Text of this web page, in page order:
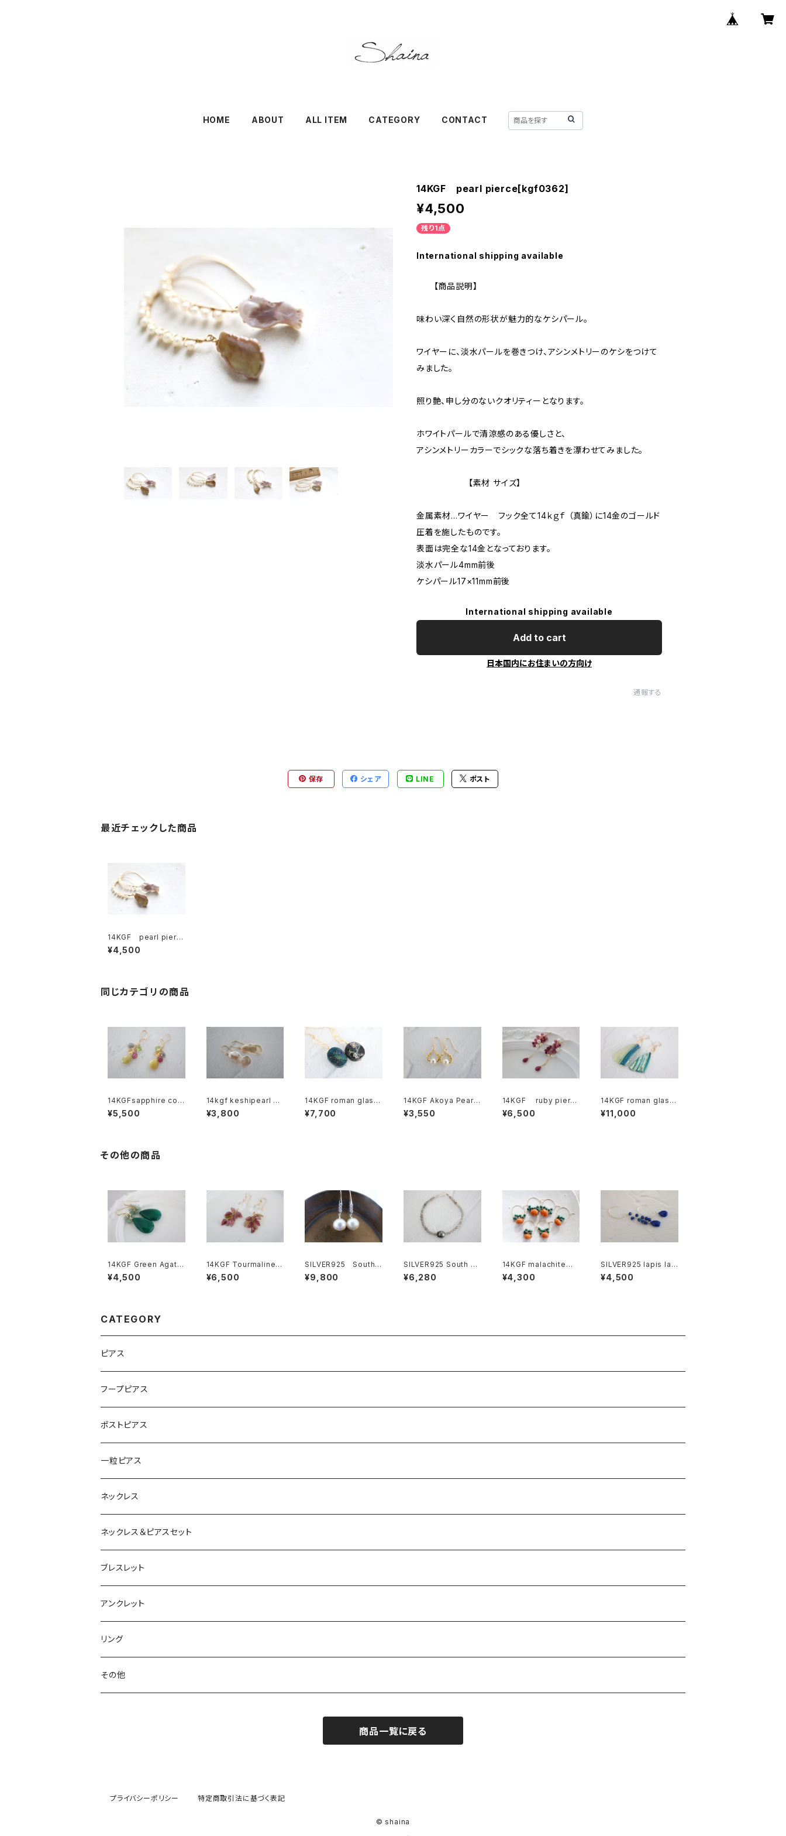
HOME ABOUT ALL ITEM CATEGORY CONTACT
14KGF pearl pierce[kgf0362]
¥4,500
残り1点
International shipping available
【商品説明】
味わい深く自然の形状が魅力的なケシパール。
ワイヤーに、淡水パールを巻きつけ、アシンメトリーのケシをつけて
みました。
照り艶、申し分のないクオリティーとなります。
ホワイトパールで清涼感のある優しさと、
アシンメトリーカラーでシックな落ち着きを漂わせてみました。
【素材 サイズ】
金属素材…ワイヤー フック全て14ｋｇｆ （真鍮）に14金のゴールド
圧着を施したものです。
表面は完全な14金となっております。
淡水パール4mm前後
ケシパール17×11mm前後
International shipping available
Add to cart
日本国内にお住まいの方向け
通報する
保存 シェア LINE ポスト
最近チェックした商品
14KGF pearl pierc
e[kgf0362]
¥4,500
同じカテゴリの商品
14KGFsapphire colo
rful pierce[kgf560
0]
¥5,500
14kgf keshipearl pi
erce【kgf5601】
¥3,800
14KGF roman glass
pierce[kgf5559]
¥7,700
14KGF Akoya Pearl
Hematite Earrings[k
gf5576]
¥3,550
14KGF ruby pierc
e[kgf5350]
¥6,500
14KGF roman glass
pierce[kgf5586]
¥11,000
その他の商品
14KGF Green Agate
×Mint Beryl pierce
[kgf5568]
¥4,500
14KGF Tourmaline c
rystal pierce[kgf55
52]
¥6,500
SILVER925 South S
ea Pearl pierce[kg
f3353]
¥9,800
SILVER925 South Se
a Pear ＋labradorite
bracelet [kgf5323]
¥6,280
14KGF malachite p
ierce [kgf0575]
¥4,300
SILVER925 lapis laz
uli pierce[kgf0750]
¥4,500
CATEGORY
ピアス
フープピアス
ポストピアス
一粒ピアス
ネックレス
ネックレス＆ピアスセット
ブレスレット
アンクレット
リング
その他
商品一覧に戻る
プライバシーポリシー 特定商取引法に基づく表記
© shaina